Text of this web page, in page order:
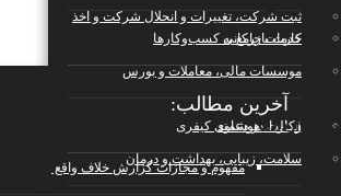
خدمات جامع به کسب‌وکارها
قرارداد هوشمند
موسسات مالی، معاملات و بورس
سلامت، زیبایی، بهداشت و درمان
ثبت شرکت، تغییرات و انحلال شرکت و اخذ
کارت بازرکانی
وکالت در دعاوی کیفری
آخرین مطالب:
مفهوم و مجازات گزارش خلاف واقع
بانک قراردادها